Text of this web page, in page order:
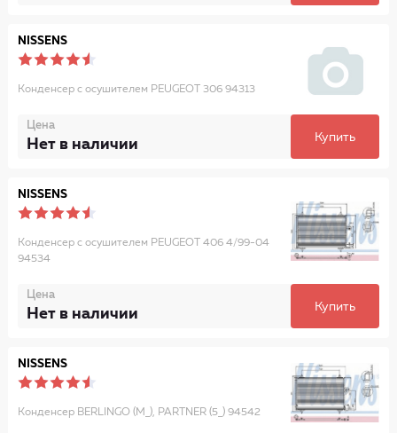
NISSENS
Конденсер с осушителем PEUGEOT 306 94313
Цена
Нет в наличии Купить
NISSENS
Конденсер с осушителем PEUGEOT 406 4/99-04
94534
Цена
Нет в наличии Купить
NISSENS
Конденсер BERLINGO (M_), PARTNER (5_) 94542